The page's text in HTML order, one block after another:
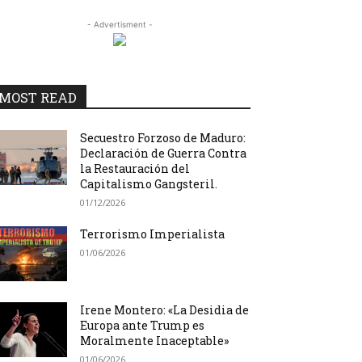
- Advertisment -
READ
Secuestro Forzoso de Maduro:
Declaración de Guerra Contra
la Restauración del
Capitalismo Gangsteril.
01/12/2026
Terrorismo Imperialista
01/06/2026
Irene Montero: «La Desidia de
Europa ante Trump es
Moralmente Inaceptable»
01/06/2026